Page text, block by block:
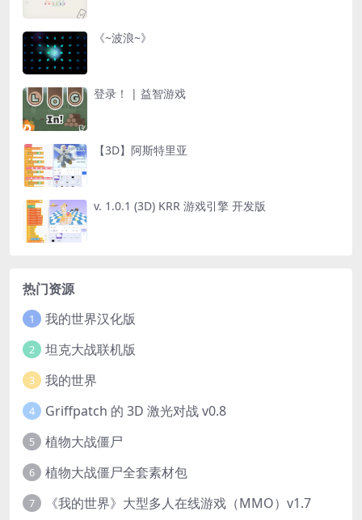
《~波浪~》
登录！ | 益智游戏
【3D】阿斯特里亚
v. 1.0.1 (3D) KRR 游戏引擎 开发版
热门资源
1 我的世界汉化版
2 坦克大战联机版
3 我的世界
4 Griffpatch 的 3D 激光对战 v0.8
5 植物大战僵尸
6 植物大战僵尸全套素材包
7 《我的世界》大型多人在线游戏（MMO）v1.7